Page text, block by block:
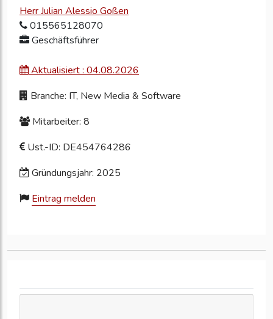
Herr Julian Alessio Goßen
015565128070
Geschäftsführer
Aktualisiert : 04.08.2026
Branche: IT, New Media & Software
Mitarbeiter: 8
Ust.-ID: DE454764286
Gründungsjahr: 2025
Eintrag melden